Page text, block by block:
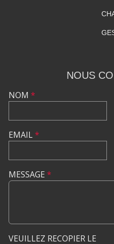
NOUS
NOM *
EMAIL*
MESSAGE *
VEUILLEZ RECOPIER LE